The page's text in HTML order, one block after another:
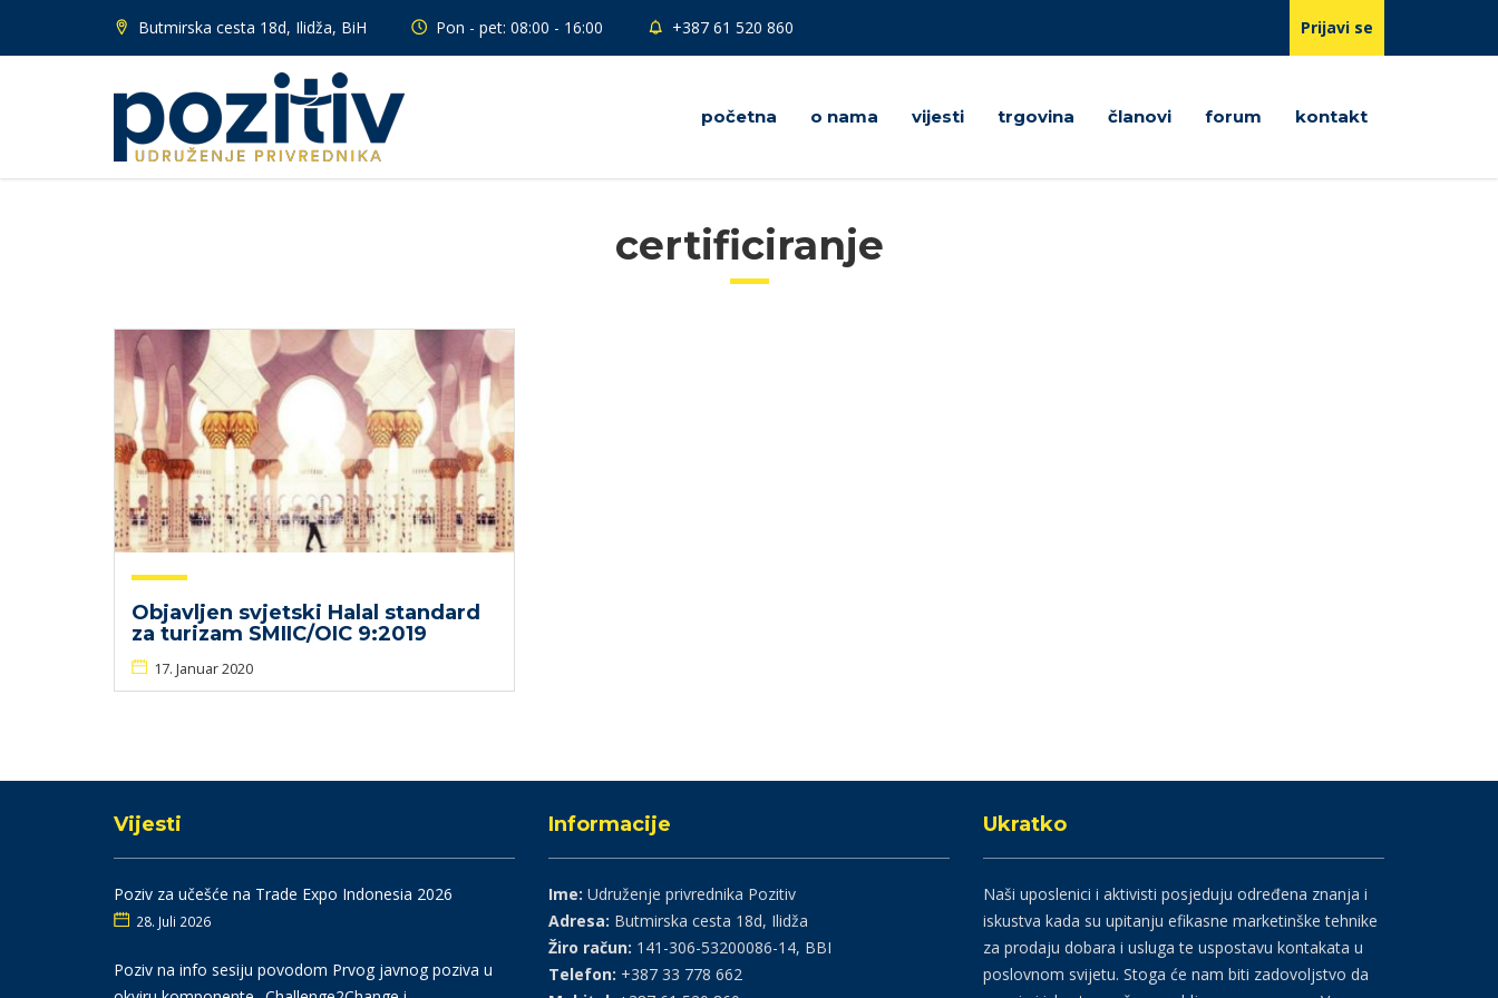
Butmirska cesta 18d, Ilidža, BiH Pon - pet: 08:00 - 16:00 +387 61 520 860 Prijavi se
početna o nama vijesti trgovina članovi forum kontakt
certificiranje
Objavljen svjetski Halal standard
za turizam SMIIC/OIC 9:2019
17. Januar 2020
Vijesti
Poziv za učešće na Trade Expo Indonesia 2026
28. Juli 2026
Poziv na info sesiju povodom Prvog javnog poziva u
Informacije
Ime: Udruženje privrednika Pozitiv
Adresa: Butmirska cesta 18d, Ilidža
Žiro račun: 141-306-53200086-14, BBI
Telefon: +387 33 778 662
Ukratko
Naši uposlenici i aktivisti posjeduju određena znanja i
iskustva kada su upitanju efikasne marketinške tehnike
za prodaju dobara i usluga te uspostavu kontakata u
poslovnom svijetu. Stoga će nam biti zadovoljstvo da